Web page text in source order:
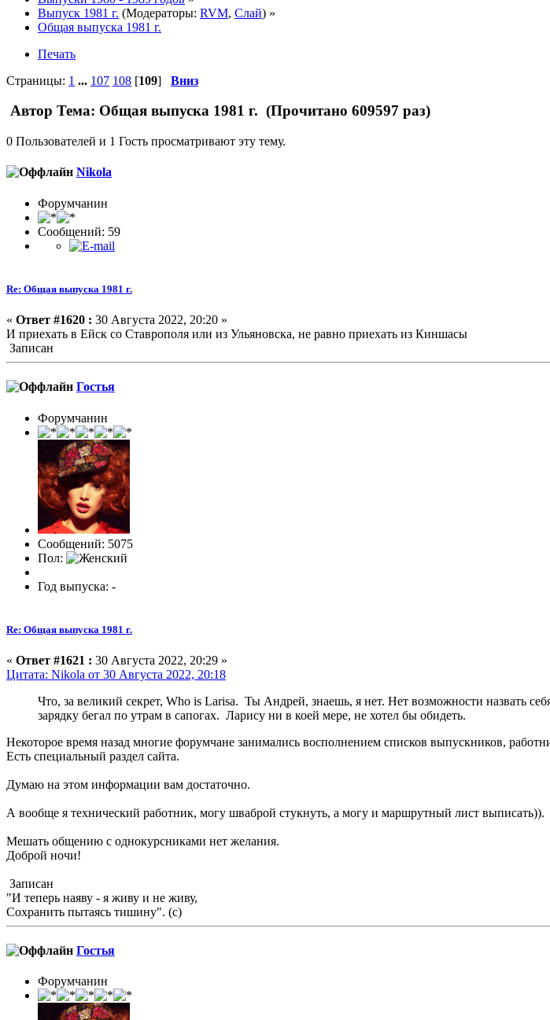
Выпуск 1981 г. (Модераторы: RVM, Слай) »
Общая выпуска 1981 г.
Печать
Страницы: 1 ... 107 108 [109] Вниз
Автор Тема: Общая выпуска 1981 г. (Прочитано 609597 раз)
0 Пользователей и 1 Гость просматривают эту тему.
Nikola
Форумчанин
Сообщений: 59
Re: Общая выпуска 1981 г.
« Ответ #1620 : 30 Августа 2022, 20:20 »
И приехать в Ейск со Ставрополя или из Ульяновска, не равно приехать из Киншасы
Записан
Гостья
Форумчанин
Сообщений: 5075
Пол:
Год выпуска: -
Re: Общая выпуска 1981 г.
« Ответ #1621 : 30 Августа 2022, 20:29 »
Цитата: Nikola от 30 Августа 2022, 20:18
Что, за великий секрет, Who is Larisa. Ты Андрей, знаешь, я нет. Нет возможности назвать
зарядку бегал по утрам в сапогах. Ларису ни в коей мере, не хотел бы обидеть.
Некоторое время назад многие форумчане занимались восполнением списков выпускников,
Есть специальный раздел сайта.
Думаю на этом информации вам достаточно.
А вообще я технический работник, могу шваброй стукнуть, а могу и маршрутный лист выписать)).
Мешать общению с однокурсниками нет желания.
Доброй ночи!
Записан
"И теперь наяву - я живу и не живу,
Сохранить пытаясь тишину". (с)
Гостья
Форумчанин